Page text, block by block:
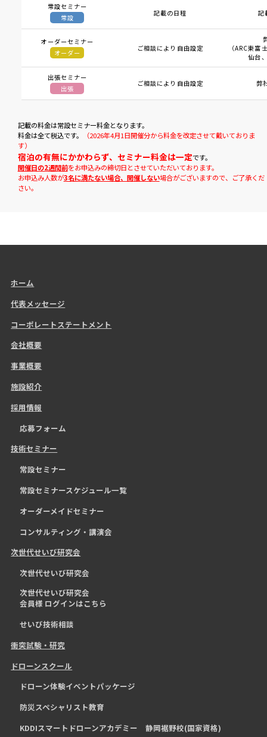
常設セミナー
常設
記載の日程 記
オーダーセミナー
オーダー
ご相談により自由設定
（ARC東富
仙台
出張セミナー
出張
ご相談により自由設定 弊
記載の料金は常設セミナー料金となります。
料金は全て税込です。
（2026年4月1日開催分から料金を改定させて戴いておりま
す）
宿泊の有無にかかわらず、セミナー料金は一定です。
開催日の2週間前をお申込みの締切日とさせていただいております。
お申込み人数が3名に満たない場合、開催しない場合がございますので、ご了承くだ
さい。
ホーム
代表メッセージ
コーポレートステートメント
会社概要
事業概要
施設紹介
採用情報
応募フォーム
技術セミナー
常設セミナー
常設セミナースケジュール一覧
オーダーメイドセミナー
コンサルティング・講演会
次世代せいび研究会
次世代せいび研究会
次世代せいび研究会
会員様 ログインはこちら
せいび技術相談
衝突試験・研究
ドローンスクール
ドローン体験イベントパッケージ
防災スペシャリスト教育
KDDIスマートドローンアカデミー 静岡裾野校(国家資格)